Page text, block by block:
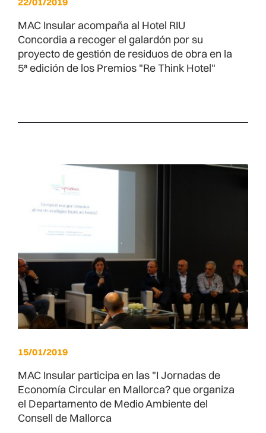
MAC Insular acompaña al Hotel RIU
Concordia a recoger el galardón por su
proyecto de gestión de residuos de obra en la
5ª edición de los Premios "Re Think Hotel"
15/01/2019
MAC Insular participa en las "I Jornadas de
Economía Circular en Mallorca? que organiza
el Departamento de Medio Ambiente del
Consell de Mallorca